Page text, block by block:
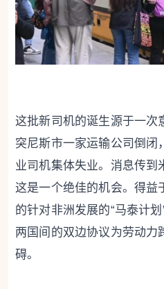
这批新司机的诞生源于一次
突尼斯市一家运输公司倒闭
业司机集体失业。消息传到
这是一个绝佳的机会。得益
的针对非洲发展的“马泰计
两国间的双边协议为劳动力
碍。